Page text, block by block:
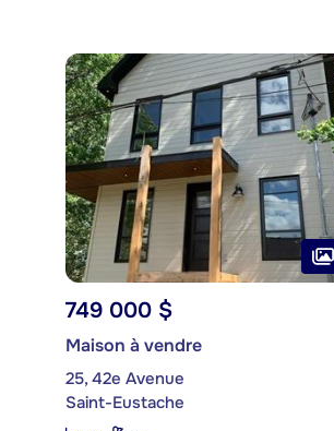
749 000 $
Maison à vendre
25, 42e Avenue
Saint-Eustache